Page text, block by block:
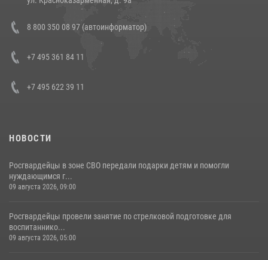
Состоялась рабочая встреча директора Росгвардии Героя России
генерала армии Виктора Золотова с заместителем полномочного
представителя Президента Российской Федерации в Северо-
Кавказском федеральном округе Виталием Кузнецовым
8 800 350 08 97 (автоинформатор)
+7 495 361 84 11
+7 495 622 39 11
НОВОСТИ
Росгвардейцы в зоне СВО передали подарки детям и помогли
нуждающимся г...
09 августа 2026, 09:00
Росгвардейцы провели занятие по стрелковой подготовке для
воспитаннико...
09 августа 2026, 05:00